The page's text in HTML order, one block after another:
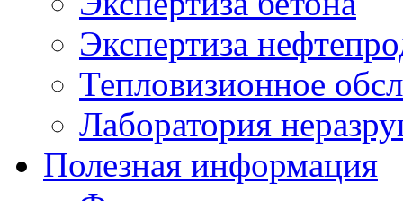
Экспертиза
Тепловизионное
Лаборатория
Полезная информация